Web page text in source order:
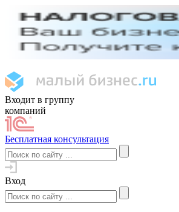
Входит в группу
компаний
Бесплатная консультация
Вход